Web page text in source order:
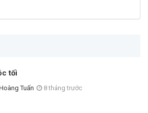
tối
Tuấn 8 tháng trước